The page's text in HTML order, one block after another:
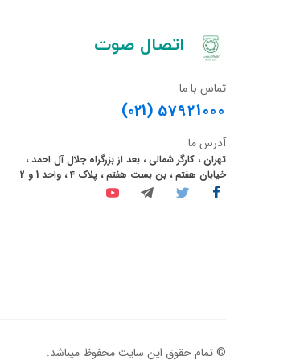
​اتصال صوت
تماس با ما
(021) 57921000
آدرس ما
تهران ، کارگر شمالی ، بعد از بزرگراه جلال آل احمد ،
خیابان هفتم ، بن بست هفتم ، پلاک 4 ، واحد 1 و 2
© تمام حقوق این سایت محفوظ میباشد.